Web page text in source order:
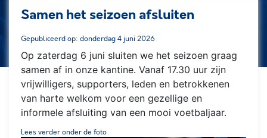
Samen het seizoen afsluiten
Gepubliceerd op: donderdag 4 juni 2026
Op zaterdag 6 juni sluiten we het seizoen graag
samen af in onze kantine. Vanaf 17.30 uur zijn
vrijwilligers, supporters, leden en betrokkenen
van harte welkom voor een gezellige en
informele afsluiting van een mooi voetbaljaar.
Lees verder onder de foto